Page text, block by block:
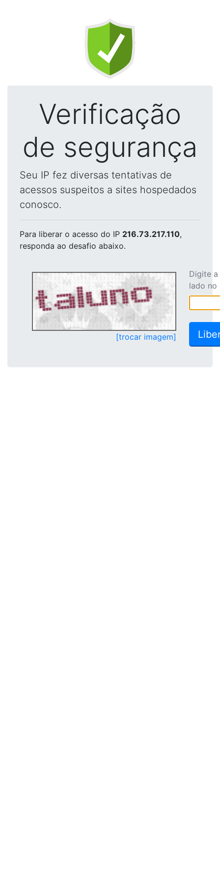
Verificação
de segurança
Seu IP fez diversas tentativas de
acessos suspeitos a sites hospedados
conosco.
Para liberar o acesso do IP 216.73.217.110,
responda ao desafio abaixo.
[trocar imagem]
Digite
lado no